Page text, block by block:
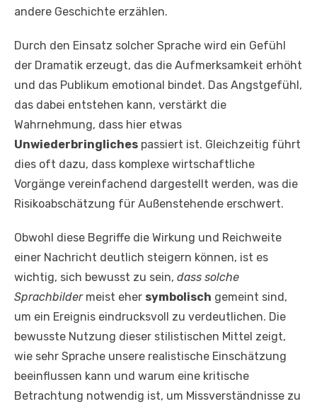
andere Geschichte erzählen.
Durch den Einsatz solcher Sprache wird ein Gefühl
der Dramatik erzeugt, das die Aufmerksamkeit erhöht
und das Publikum emotional bindet. Das Angstgefühl,
das dabei entstehen kann, verstärkt die
Wahrnehmung, dass hier etwas
Unwiederbringliches passiert ist. Gleichzeitig führt
dies oft dazu, dass komplexe wirtschaftliche
Vorgänge vereinfachend dargestellt werden, was die
Risikoabschätzung für Außenstehende erschwert.
Obwohl diese Begriffe die Wirkung und Reichweite
einer Nachricht deutlich steigern können, ist es
wichtig, sich bewusst zu sein, dass solche
Sprachbildermeist eher symbolisch gemeint sind,
um ein Ereignis eindrucksvoll zu verdeutlichen. Die
bewusste Nutzung dieser stilistischen Mittel zeigt,
wie sehr Sprache unsere realistische Einschätzung
beeinflussen kann und warum eine kritische
Betrachtung notwendig ist, um Missverständnisse zu